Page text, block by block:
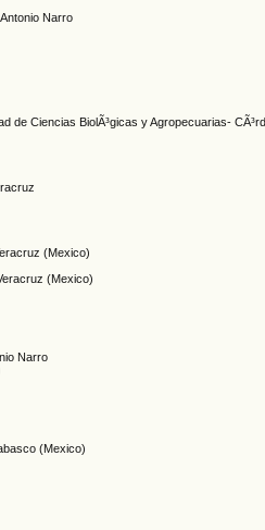
Narro
de Ciencias BiolÃ³gicas y Agropecuarias-
(Mexico)
(Mexico)
Narro
(Mexico)